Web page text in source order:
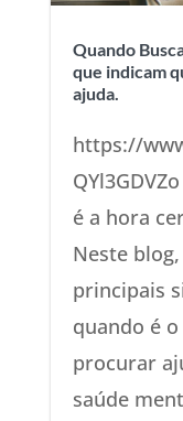
Quando
que indicam
ajuda.
https://
é a hora
Neste
principais
quando é
procurar
saúde